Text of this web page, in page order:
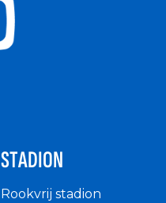
STADION
Rookvrij stadion